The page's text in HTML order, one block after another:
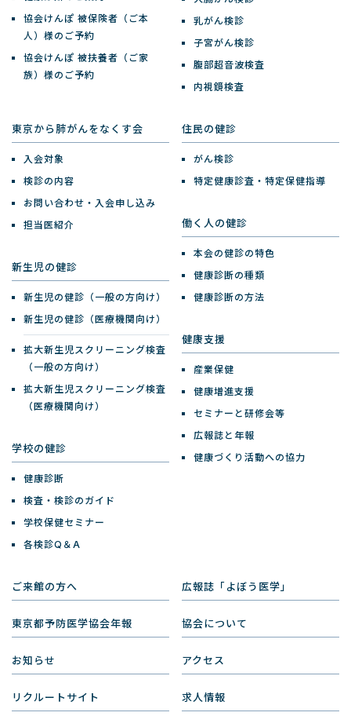
協会けんぽ 被保険者（ご本
人）様のご予約
協会けんぽ 被扶養者（ご家
族）様のご予約
乳がん検診
子宮がん検診
腹部超音波検査
内視鏡検査
東京から肺がんをなくす会
入会対象
検診の内容
お問い合わせ・入会申し込み
担当医紹介
新生児の健診
新生児の健診（一般の方向け）
新生児の健診（医療機関向け）
拡大新生児スクリーニング検査
（一般の方向け）
拡大新生児スクリーニング検査
（医療機関向け）
学校の健診
健康診断
検査・検診のガイド
学校保健セミナー
各検診Q＆A
住民の健診
がん検診
特定健康診査・特定保健指導
働く人の健診
本会の健診の特色
健康診断の種類
健康診断の方法
健康支援
産業保健
健康増進支援
セミナーと研修会等
広報誌と年報
健康づくり活動への協力
ご来館の方へ 広報誌「よぼう医学」
東京都予防医学協会年報 協会について
お知らせ アクセス
リクルートサイト 求人情報